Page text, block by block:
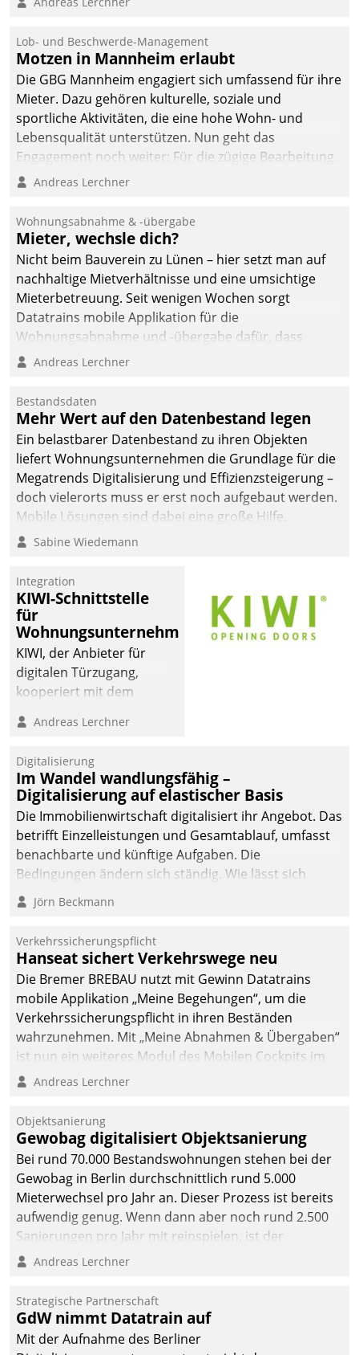
Lob- und Beschwerde-Management
Motzen in Mannheim erlaubt
Die GBG Mannheim engagiert sich umfassend für ihre
Mieter. Dazu gehören kulturelle, soziale und
sportliche Aktivitäten, die eine hohe Wohn- und
Lebensqualität unterstützen. Nun geht das
Engagement noch weiter: Für die zügige Bearbeitung
von Beschwerden – oder Lob – richtet das
und Beschwerde-Management einen eigenen Kanal
ein.
Andreas Lerchner
Wohnungsabnahme & -übergabe
Mieter, wechsle dich?
Nicht beim Bauverein zu Lünen – hier setzt man auf
nachhaltige Mietverhältnisse und eine umsichtige
Mieterbetreuung. Seit wenigen Wochen sorgt
Datatrains mobile Applikation für die
Wohnungsabnahme und -übergabe dafür, dass
Mieter wohlgeordnet kommen und, so es sein muss,
Andreas Lerchner
Bestandsdaten
Mehr Wert auf den Datenbestand legen
Ein belastbarer Datenbestand zu ihren Objekten
liefert Wohnungsunternehmen die Grundlage für die
Megatrends Digitalisierung und Effizienzsteigerung –
doch vielerorts muss er erst noch aufgebaut werden.
Mobile Lösungen sind dabei eine große Hilfe.
Sabine Wiedemann
Integration
KIWI-Schnittstelle
für
Wohnungsunternehmen
KIWI, der Anbieter für
digitalen Türzugang,
kooperiert mit dem
Softwareentwicklungshaus
Andreas Lerchner
Digitalisierung
Im Wandel wandlungsfähig –
Digitalisierung auf elastischer Basis
Die Immobilienwirtschaft digitalisiert ihr Angebot. Das
betrifft Einzelleistungen und Gesamtablauf, umfasst
benachbarte und künftige Aufgaben. Die
Bedingungen ändern sich ständig. Wie lässt sich
technisch die Kontrolle wahren und zugleich Freiraum
fürs Wachsen öffnen?
Jörn Beckmann
Verkehrssicherungspflicht
Hanseat sichert Verkehrswege neu
Die Bremer BREBAU nutzt mit Gewinn Datatrains
mobile Applikation „Meine Begehungen“, um die
Verkehrssicherungspflicht in ihren Beständen
wahrzunehmen. Mit „Meine Abnahmen & Übergaben“
ist nun ein weiteres Modul des Mobilen Cockpits im
Einsatz.
Andreas Lerchner
Objektsanierung
Gewobag digitalisiert Objektsanierung
Bei rund 70.000 Bestandswohnungen stehen bei der
Gewobag in Berlin durchschnittlich rund 5.000
Mieterwechsel pro Jahr an. Dieser Prozess ist bereits
aufwendig genug. Wenn dann aber noch rund 2.500
Sanierungen pro Jahr mit reinspielen, ist der
Betreuungs- und Organisationsaufwand immens. Im
kommunale Wohnungsbauunternehmen daher
gemeinsam mit der Berliner Datatrain GmbH den
Teilprozess der Objektsanierung digitalisiert.
Andreas Lerchner
Strategische Partnerschaft
GdW nimmt Datatrain auf
Mit der Aufnahme des Berliner